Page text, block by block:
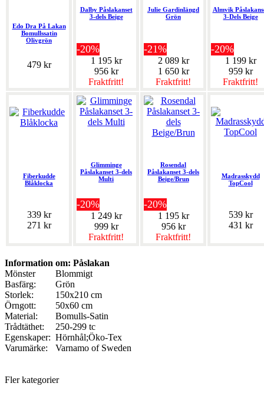
Edo Dra På Lakan
Bomullssatin
Olivgrön
479 kr
Dalby Påslakanset
3-dels Beige
-20%
1 195 kr
956 kr
Fraktfritt!
Julie Gardinlängd
Grön
-21%
2 089 kr
1 650 kr
Fraktfritt!
Almvik
3-Dels Beige
-20%
1 199 kr
959 kr
Fraktfritt!
Fiberkudde
Blåklocka
339 kr
271 kr
Glimminge
Påslakanset 3-dels
Multi
-20%
1 249 kr
999 kr
Fraktfritt!
Rosendal
Påslakanset 3-dels
Beige/Brun
-20%
1 195 kr
956 kr
Fraktfritt!
Madrasskydd
TopCool
539 kr
431 kr
Information om: Påslakan
Mönster
Blommigt
Basfärg:
Grön
Storlek:
150x210 cm
Örngott:
50x60 cm
Material:
Bomulls-Satin
Trådtäthet:
250-299 tc
Egenskaper: Hörnhål;Öko-Tex
Varumärke:
Varnamo of Sweden
Fler kategorier